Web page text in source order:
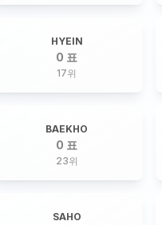
HYEIN
0 표
17위
BAEKHO
0 표
23위
SAHO